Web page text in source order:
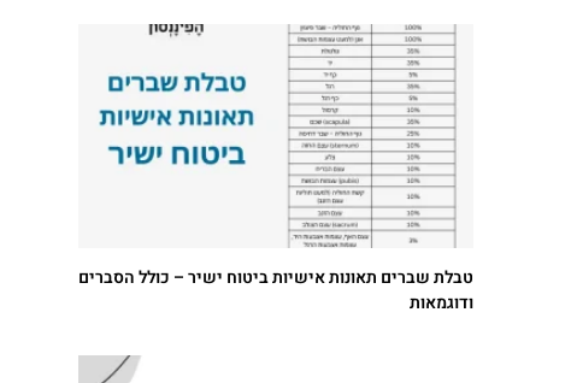
טבלת שברים תאונות אישיות ביטוח ישיר – כולל הסברים
ודוגמאות